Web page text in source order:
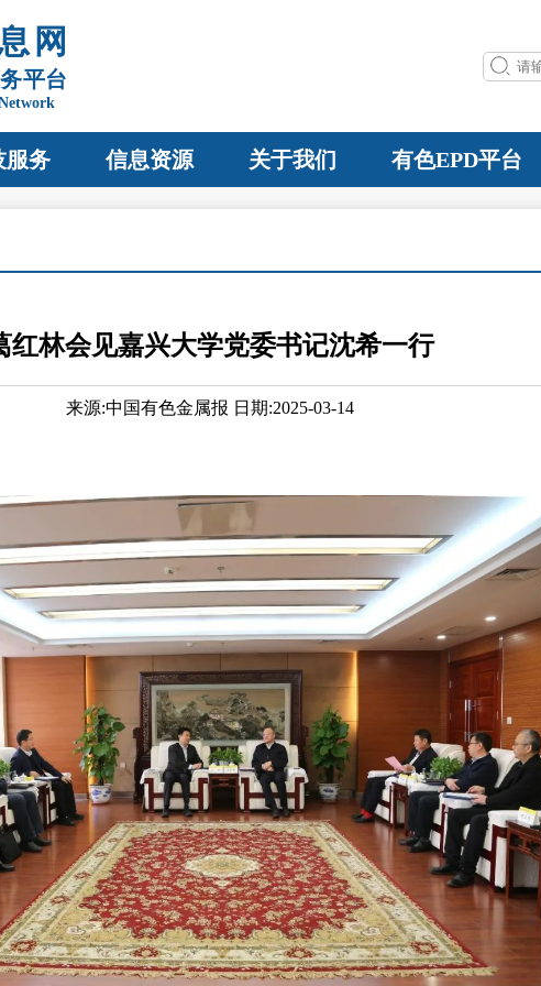
网
平台
服务 信息资源 关于我们 有色EPD平台
红林会见嘉兴大学党委书记沈希一行
来源:中国有色金属报 日期:2025-03-14